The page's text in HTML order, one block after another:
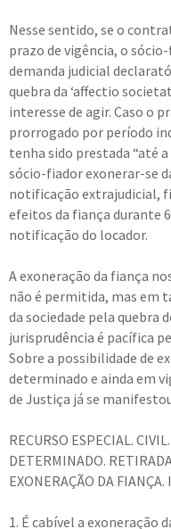
Nesse sentido, se o
prazo de vigência, o
demanda judicial
quebra da ‘affectio
interesse de agir. Caso o
prorrogado por período
tenha sido prestada “até
sócio-fiador exonerar-se
notificação extrajudicial,
efeitos da fiança durante
notificação do locador.
A exoneração da fiança
não é permitida, mas em
da sociedade pela quebra
jurisprudência é pacífica
Sobre a possibilidade de
determinado e ainda em
de Justiça já se
RECURSO ESPECIAL.
DETERMINADO.
EXONERAÇÃO DA
1. É cabível a exoneração